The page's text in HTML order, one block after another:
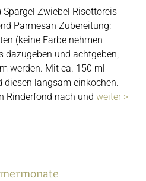
Zwiebel Risottoreis
Parmesan Zubereitung:
(keine Farbe nehmen
dazugeben und achtgeben,
werden. Mit ca. 150 ml
diesen langsam einkochen.
Rinderfond nach und weiter >
Sommermonate